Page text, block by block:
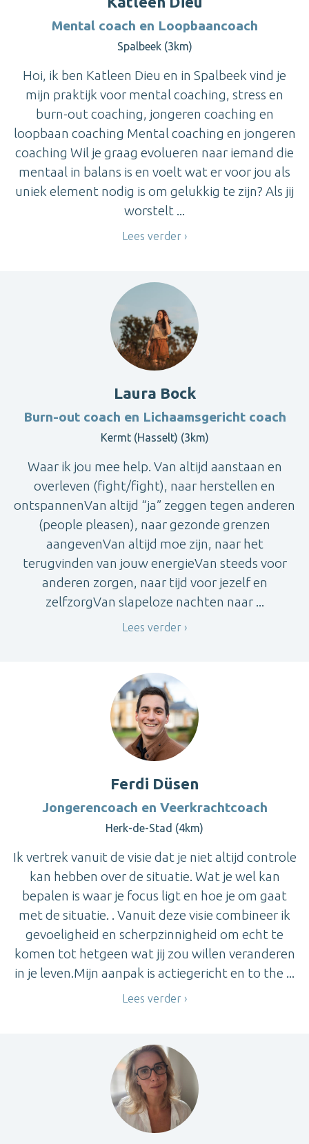
Mental coach en Loopbaancoach
Spalbeek (3km)
Hoi, ik ben Katleen Dieu en in Spalbeek vind je
mijn praktijk voor mental coaching, stress en
burn-out coaching, jongeren coaching en
loopbaan coaching Mental coaching en jongeren
coaching Wil je graag evolueren naar iemand die
mentaal in balans is en voelt wat er voor jou als
uniek element nodig is om gelukkig te zijn? Als jij
worstelt ...
Lees verder
Laura Bock
Burn-out coach en Lichaamsgericht coach
Kermt (Hasselt) (3km)
Waar ik jou mee help. Van altijd aanstaan en
overleven (fight/fight), naar herstellen en
ontspannenVan altijd “ja” zeggen tegen anderen
(people pleasen), naar gezonde grenzen
aangevenVan altijd moe zijn, naar het
terugvinden van jouw energieVan steeds voor
anderen zorgen, naar tijd voor jezelf en
zelfzorgVan slapeloze nachten naar ...
Lees verder
Ferdi Düsen
Jongerencoach en Veerkrachtcoach
Herk-de-Stad (4km)
Ik vertrek vanuit de visie dat je niet altijd controle
kan hebben over de situatie. Wat je wel kan
bepalen is waar je focus ligt en hoe je om gaat
met de situatie. . Vanuit deze visie combineer ik
gevoeligheid en scherpzinnigheid om echt te
komen tot hetgeen wat jij zou willen veranderen
in je leven.Mijn aanpak is actiegericht en to the ...
Lees verder